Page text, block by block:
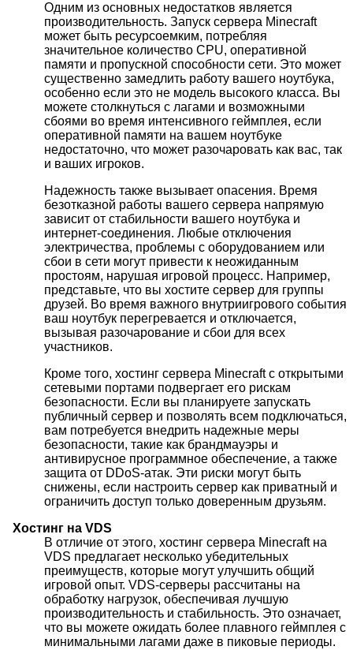
Одним из основных недостатков является
производительность. Запуск сервера Minecraft
может быть ресурсоемким, потребляя
значительное количество CPU, оперативной
памяти и пропускной способности сети. Это может
существенно замедлить работу вашего ноутбука,
особенно если это не модель высокого класса. Вы
можете столкнуться с лагами и возможными
сбоями во время интенсивного геймплея, если
оперативной памяти на вашем ноутбуке
недостаточно, что может разочаровать как вас, так
и ваших игроков.
Надежность также вызывает опасения. Время
безотказной работы вашего сервера напрямую
зависит от стабильности вашего ноутбука и
интернет-соединения. Любые отключения
электричества, проблемы с оборудованием или
сбои в сети могут привести к неожиданным
простоям, нарушая игровой процесс. Например,
представьте, что вы хостите сервер для группы
друзей. Во время важного внутриигрового события
ваш ноутбук перегревается и отключается,
вызывая разочарование и сбои для всех
участников.
Кроме того, хостинг сервера Minecraft с открытыми
сетевыми портами подвергает его рискам
безопасности. Если вы планируете запускать
публичный сервер и позволять всем подключаться,
вам потребуется внедрить надежные меры
безопасности, такие как брандмауэры и
антивирусное программное обеспечение, а также
защита от DDoS-атак. Эти риски могут быть
снижены, если настроить сервер как приватный и
ограничить доступ только доверенным друзьям.
Хостинг на VDS
В отличие от этого, хостинг сервера Minecraft на
VDS предлагает несколько убедительных
преимуществ, которые могут улучшить общий
игровой опыт. VDS-серверы рассчитаны на
обработку нагрузок, обеспечивая лучшую
производительность и стабильность. Это означает,
что вы можете ожидать более плавного геймплея с
минимальными лагами даже в пиковые периоды.